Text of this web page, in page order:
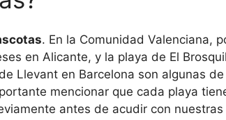
. En la Comunidad Valenciana,
en Alicante, y la playa de El
Llevant en Barcelona son algunas
mencionar que cada playa
antes de acudir con